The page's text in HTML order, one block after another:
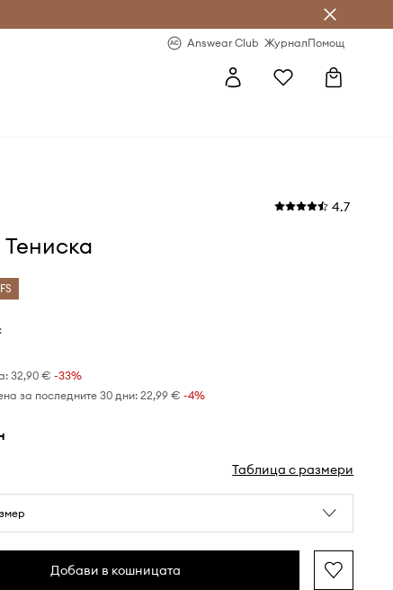
Answear Club ЖурналПомощ
4.7
Тениска
32,90 € -33%
за последните 30 дни: 22,99 € -4%
Таблица с размери
Добави в кошницата